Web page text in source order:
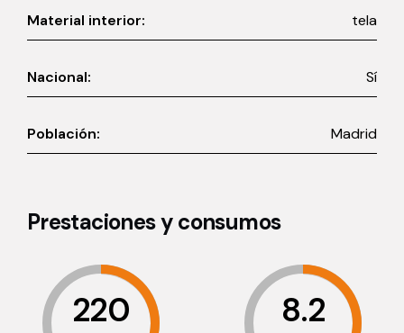
Material interior: tela
Nacional: Sí
Población: Madrid
Prestaciones y consumos
220 8.2